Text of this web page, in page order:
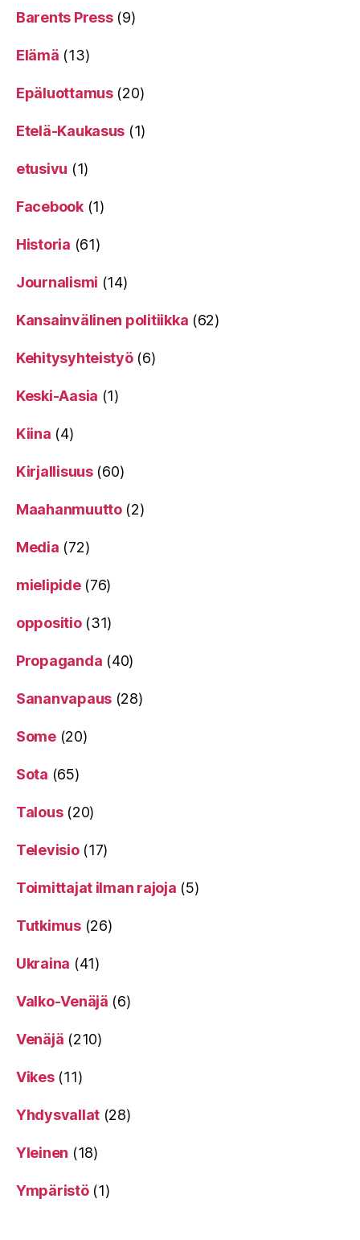
Barents Press(9)
Elämä (13)
Epäluottamus(20)
Etelä-Kaukasus (1)
etusivu (1)
Facebook(1)
Historia (61)
Journalismi (14)
Kansainvälinen politiikka (62)
Kehitysyhteistyö(6)
Keski-Aasia (1)
Kiina (4)
Kirjallisuus(60)
Maahanmuutto(2)
Media (72)
mielipide(76)
oppositio(31)
Propaganda (40)
Sananvapaus (28)
Some(20)
Sota (65)
Talous(20)
Televisio(17)
Toimittajat ilman rajoja (5)
Tutkimus(26)
Ukraina (41)
Valko-Venäjä (6)
Venäjä (210)
Vikes(11)
Yhdysvallat (28)
Yleinen (18)
Ympäristö(1)